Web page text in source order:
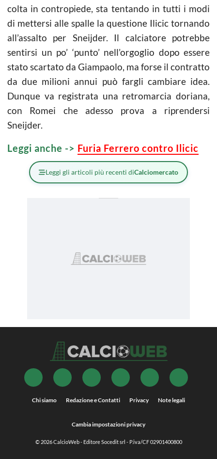
colta in contropiede, sta tentando in tutti i modi
di mettersi alle spalle la questione Ilicic tornando
all’assalto per Sneijder. Il calciatore potrebbe
sentirsi un po’ ‘punto’ nell’orgoglio dopo essere
stato scartato da Giampaolo, ma forse il contratto
da due milioni annui può fargli cambiare idea.
Dunque va registrata una retromarcia doriana,
con Romei che adesso prova a riprendersi
Sneijder.
Leggi anche -> Furia Ferrero contro Ilicic
Leggi gli articoli più recenti diCalciomercato
Chi siamo Redazione e Contatti Privacy Note legali
Cambia impostazioni privacy
© 2026CalcioWeb- Editore Socedit srl - P.iva/CF 02901400800